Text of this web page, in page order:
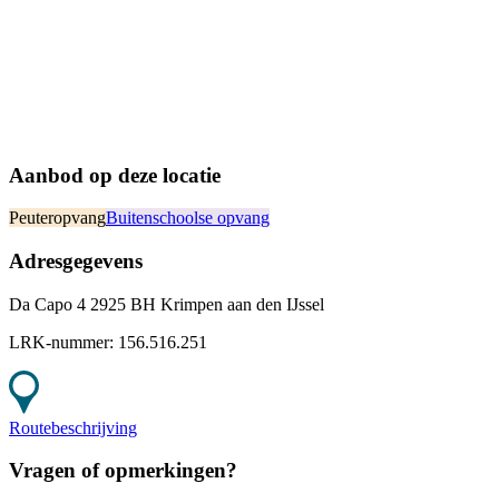
Aanbod op deze locatie
PeuteropvangBuitenschoolse opvang
Adresgegevens
Da Capo 4 2925 BH Krimpen aan den IJssel
LRK-nummer: 156.516.251
Routebeschrijving
Vragen of opmerkingen?